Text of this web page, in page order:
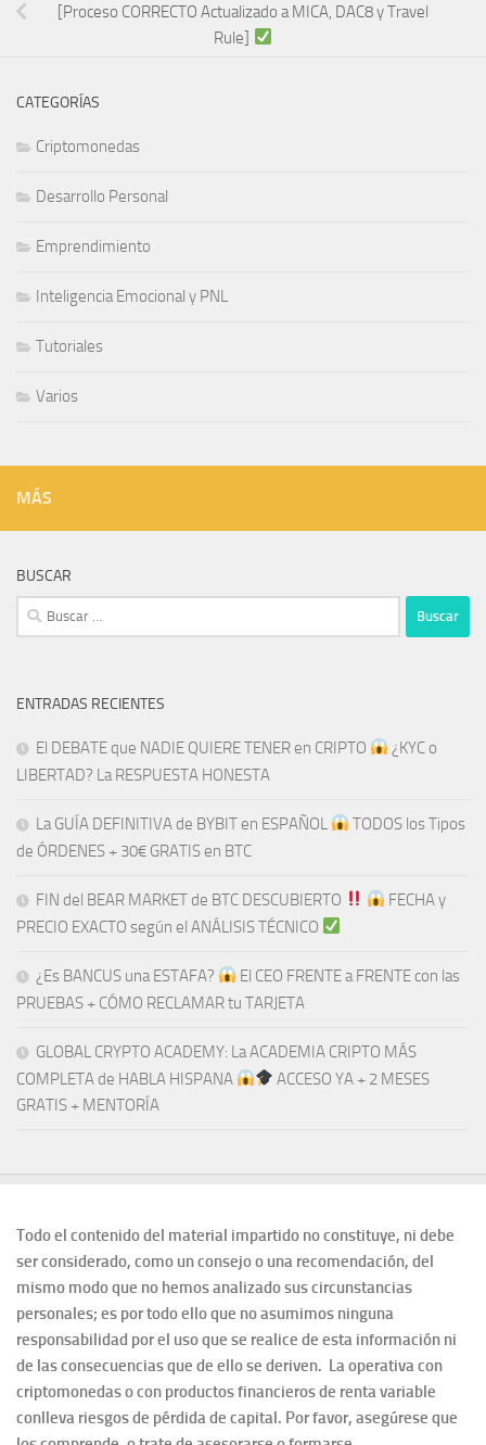
[Proceso CORRECTO Actualizado a MICA, DAC8 y Travel
Rule]
CATEGORÍAS
Criptomonedas
Desarrollo Personal
Emprendimiento
Inteligencia Emocional y PNL
Tutoriales
Varios
MÁS
BUSCAR
Buscar:
ENTRADAS RECIENTES
El DEBATE que NADIE QUIERE TENER en CRIPTO
¿KYC o
LIBERTAD? La RESPUESTA HONESTA
La GUÍA DEFINITIVA de BYBIT en ESPAÑOL
TODOS los Tipos
de ÓRDENES + 30€ GRATIS en BTC
FIN del BEAR MARKET de BTC DESCUBIERTO
FECHA y
PRECIO EXACTO según el ANÁLISIS TÉCNICO
¿Es BANCUS una ESTAFA?
El CEO FRENTE a FRENTE con las
PRUEBAS + CÓMO RECLAMAR tu TARJETA
GLOBAL CRYPTO ACADEMY: La ACADEMIA CRIPTO MÁS
COMPLETA de HABLA HISPANA
ACCESO YA + 2 MESES
GRATIS + MENTORÍA
Todo el contenido del material impartido no constituye, ni debe
ser considerado, como un consejo o una recomendación, del
mismo modo que no hemos analizado sus circunstancias
personales; es por todo ello que no asumimos ninguna
responsabilidad por el uso que se realice de esta información ni
de las consecuencias que de ello se deriven. La operativa con
criptomonedas o con productos financieros de renta variable
conlleva riesgos de pérdida de capital. Por favor, asegúrese que